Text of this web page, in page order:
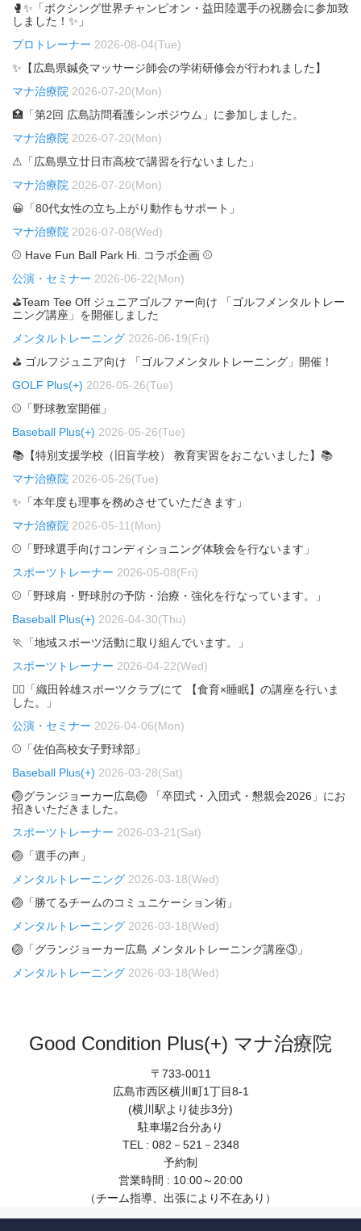
🥊✨「ボクシング世界チャンピオン・益田陸選手の祝勝会に参加致
しました！✨」
プロトレーナー 2026-08-04(Tue)
✨【広島県鍼灸マッサージ師会の学術研修会が行われました】
マナ治療院 2026-07-20(Mon)
🏥「第2回 広島訪問看護シンポジウム」に参加しました。
マナ治療院 2026-07-20(Mon)
⚠「広島県立廿日市高校で講習を行ないました」
マナ治療院 2026-07-20(Mon)
😀「80代女性の立ち上がり動作もサポート」
マナ治療院 2026-07-08(Wed)
⚾ Have Fun Ball Park Hi. コラボ企画 ⚾
公演・セミナー 2026-06-22(Mon)
⛳Team Tee Off ジュニアゴルファー向け 「ゴルフメンタルトレー
ニング講座」を開催しました
メンタルトレーニング 2026-06-19(Fri)
⛳ ゴルフジュニア向け 「ゴルフメンタルトレーニング」開催！
GOLF Plus(+) 2026-05-26(Tue)
⚾「野球教室開催」
Baseball Plus(+) 2026-05-26(Tue)
📚【特別支援学校（旧盲学校） 教育実習をおこないました】📚
マナ治療院 2026-05-26(Tue)
✨「本年度も理事を務めさせていただきます」
マナ治療院 2026-05-11(Mon)
⚾「野球選手向けコンディショニング体験会を行ないます」
スポーツトレーナー 2026-05-08(Fri)
⚾「野球肩・野球肘の予防・治療・強化を行なっています。」
Baseball Plus(+) 2026-04-30(Thu)
🏃「地域スポーツ活動に取り組んでいます。」
スポーツトレーナー 2026-04-22(Wed)
🏃‍♂️「織田幹雄スポーツクラブにて 【食育×睡眠】の講座を行いま
した。」
公演・セミナー 2026-04-06(Mon)
⚾「佐伯高校女子野球部」
Baseball Plus(+) 2026-03-28(Sat)
🏐グランジョーカー広島🏐 「卒団式・入団式・懇親会2026」にお
招きいただきました。
スポーツトレーナー 2026-03-21(Sat)
🏐「選手の声」
メンタルトレーニング 2026-03-18(Wed)
🏐「勝てるチームのコミュニケーション術」
メンタルトレーニング 2026-03-18(Wed)
🏐「グランジョーカー広島 メンタルトレーニング講座③」
メンタルトレーニング 2026-03-18(Wed)
Good Condition Plus(+) マナ治療院
〒733-0011
広島市西区横川町1丁目8-1
(横川駅より徒歩3分)
駐車場2台分あり
TEL : 082－521－2348
予約制
営業時間 : 10:00～20:00
（チーム指導、出張により不在あり）